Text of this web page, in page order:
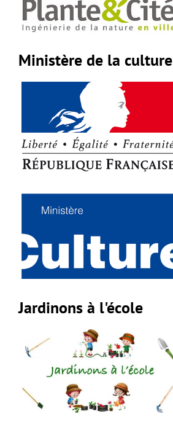
Ministère de la culture
Jardinons à l'école